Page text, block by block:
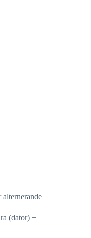
alternerande
(dator) +